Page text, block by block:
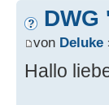
DWG
von Deluke
Hallo